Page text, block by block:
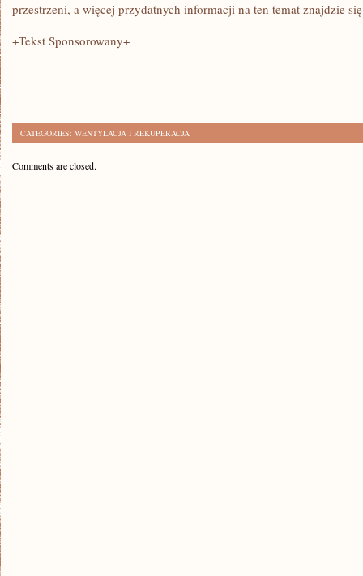
przestrzeni, a więcej przydatnych informacji na ten temat znajdzie
+Tekst Sponsorowany+
CATEGORIES: WENTYLACJA I REKUPERACJA
Comments are closed.